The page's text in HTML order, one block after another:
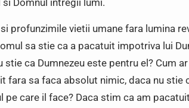
Domnul intregii lumi.
profunzimile vietii umane fara lumina
sa stie ca a pacatuit impotriva lui
ca Dumnezeu este pentru el? Cum
fara sa faca absolut nimic, daca nu stie
pe care il face? Daca stim ca am